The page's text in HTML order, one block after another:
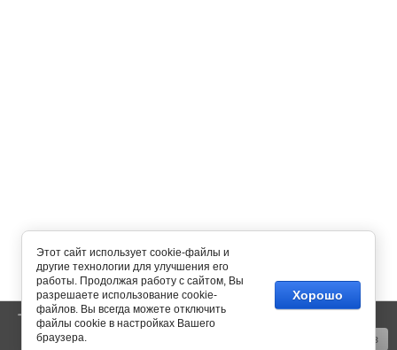
Оформить заказ
Корзина 0 пусто
Этот сайт использует cookie-файлы и
другие технологии для улучшения его
работы. Продолжая работу с сайтом, Вы
разрешаете использование cookie-
файлов. Вы всегда можете отключить
файлы cookie в настройках Вашего
браузера.
Хорошо